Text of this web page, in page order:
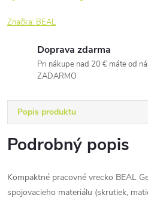
Značka: BEAL
Doprava zdarma
Pri nákupe nad 20 € máte od
ZADARMO
Popis produktu
Podrobný popis
Kompaktné pracovné vrecko BEAL
spojovacieho materiálu (skrutiek,